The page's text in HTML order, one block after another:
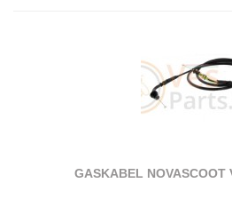
GASKABEL NOVASCOOT